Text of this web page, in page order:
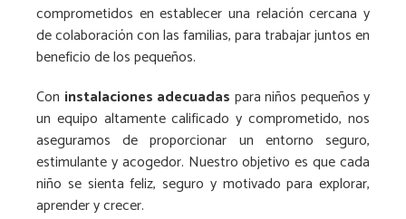
comprometidos en establecer una relación cercana y
de colaboración con las familias, para trabajar juntos en
beneficio de los pequeños.
Con instalaciones adecuadas para niños pequeños y
un equipo altamente calificado y comprometido, nos
aseguramos de proporcionar un entorno seguro,
estimulante y acogedor. Nuestro objetivo es que cada
niño se sienta feliz, seguro y motivado para explorar,
aprender y crecer.